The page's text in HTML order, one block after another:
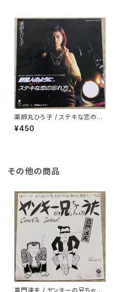
薬師丸ひろ子 / ステキな恋の忘
れ方
¥450
その他の商品
嘉門達夫 / ヤンキーの兄ちゃん